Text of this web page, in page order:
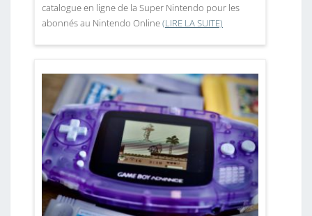
catalogue en ligne de la Super Nintendo pour les
abonnés au Nintendo Online(LIRE LA SUITE)